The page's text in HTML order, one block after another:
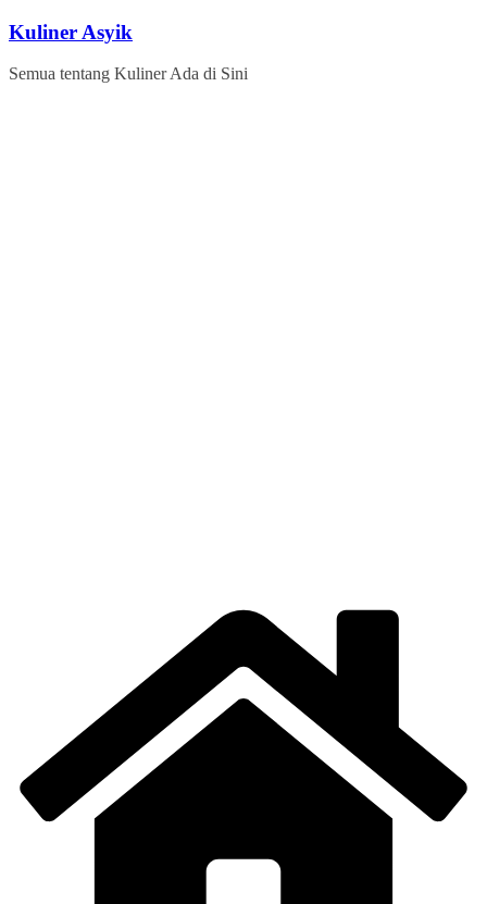
Skip
content
Kuliner Asyik
Semua tentang Kuliner Ada di Sini